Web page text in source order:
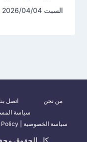
السبت 2026/04/04
من نحن اتصل بنا
سياسة
سياسة الخصوصية | Privacy Policy